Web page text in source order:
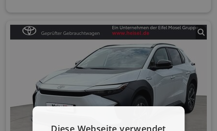
Diese Webseite verwendet